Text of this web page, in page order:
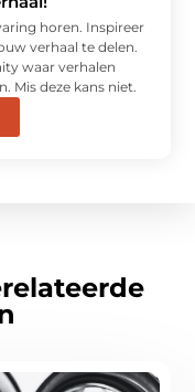
horen. Inspireer
verhaal te delen.
waar verhalen
Mis deze kans niet.